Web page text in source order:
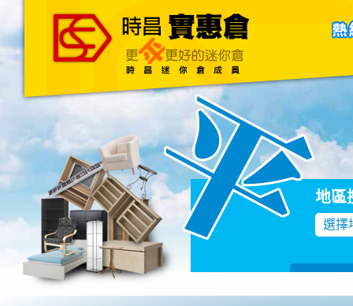
主頁 關於我們 聯絡我們
地區
選擇